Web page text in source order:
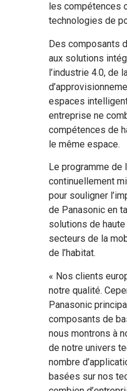
les compétences
technologies de
Des composants
aux solutions
l’industrie 4.0, de
espaces
entreprise ne
compétences de
le même espace.
Le programme de
continuellement
pour souligner
de Panasonic en
solutions de
secteurs de la
de l’habitat.
« Nos clients
notre qualité.
Panasonic
composants de
nous montrons à
de notre univers
nombre
basées sur nos